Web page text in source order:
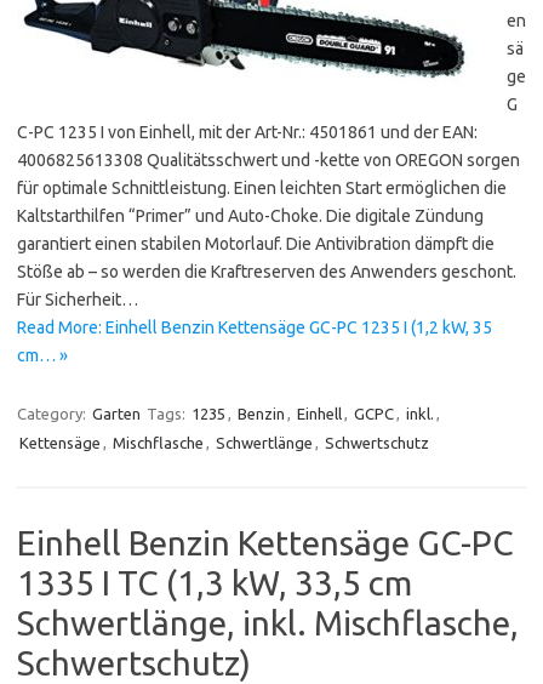
en
sä
ge
G
C-PC 1235 I von Einhell, mit der Art-Nr.: 4501861 und der EAN:
4006825613308 Qualitätsschwert und -kette von OREGON sorgen
für optimale Schnittleistung. Einen leichten Start ermöglichen die
Kaltstarthilfen “Primer” und Auto-Choke. Die digitale Zündung
garantiert einen stabilen Motorlauf. Die Antivibration dämpft die
Stöße ab – so werden die Kraftreserven des Anwenders geschont.
Für Sicherheit…
Read More: Einhell Benzin Kettensäge GC-PC 1235 I (1,2 kW, 35
cm… »
Category: Garten Tags: 1235 , Benzin , Einhell, GCPC, inkl. ,
Kettensäge , Mischflasche , Schwertlänge , Schwertschutz
Einhell Benzin Kettensäge GC-PC
1335 I TC (1,3 kW, 33,5 cm
Schwertlänge, inkl. Mischflasche,
Schwertschutz)